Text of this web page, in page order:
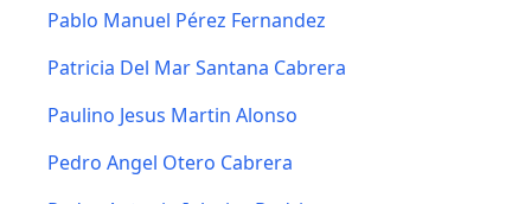
Pablo Manuel Pérez Fernandez
Patricia Del Mar Santana Cabrera
Paulino Jesus Martin Alonso
Pedro Angel Otero Cabrera